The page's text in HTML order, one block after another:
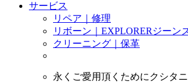
サービス
リペア｜修理
リボーン｜EXPLORERジー
クリーニング｜保革
永くご愛用頂くためにクシタ